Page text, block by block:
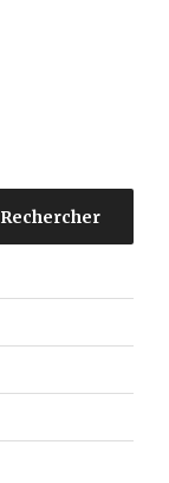
Rechercher